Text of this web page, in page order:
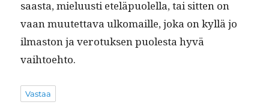
saas­ta, mielu­usti eteläpuolel­la, tai sit­ten on
vaan muutet­ta­va ulko­maille, joka on kyl­lä jo
ilmas­ton ja vero­tuk­sen puoles­ta hyvä
vaihtoehto.
Vastaa